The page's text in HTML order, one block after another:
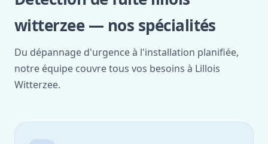
witterzee — nos spécialités
Du dépannage d'urgence à l'installation planifiée,
notre équipe couvre tous vos besoins à Lillois
Witterzee.